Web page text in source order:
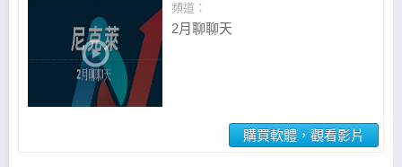
頻道：
2月聊聊天
購買軟體，觀看影片